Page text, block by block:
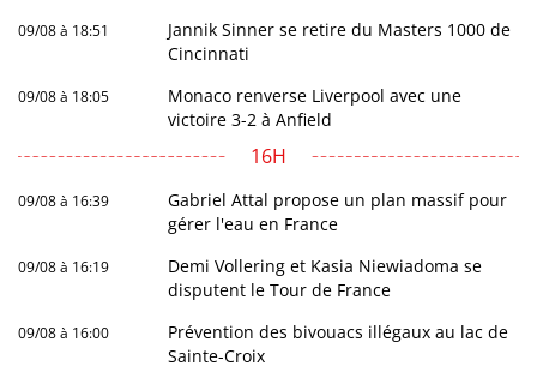
09/08 à 18:51
Jannik Sinner se retire du Masters 1000 de
Cincinnati
09/08 à 18:05
Monaco renverse Liverpool avec une
victoire 3-2 à Anfield
16H
09/08 à 16:39
Gabriel Attal propose un plan massif pour
gérer l'eau en France
09/08 à 16:19
Demi Vollering et Kasia Niewiadoma se
disputent le Tour de France
09/08 à 16:00
Prévention des bivouacs illégaux au lac de
Sainte-Croix